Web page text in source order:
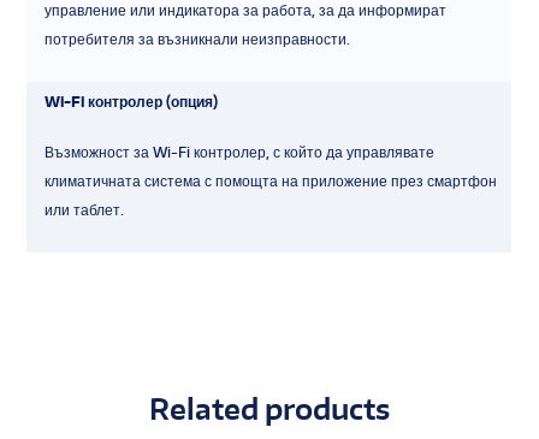
управление или индикатора за работа, за да информират
потребителя за възникнали неизправности.
Wi-Fi контролер (опция)
Възможност за Wi-Fi контролер, с който да управлявате
климатичната система с помощта на приложение през смартфон
или таблет.
Related products